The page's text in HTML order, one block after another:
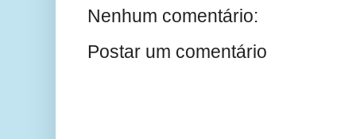
Nenhum comentário:
Postar um comentário